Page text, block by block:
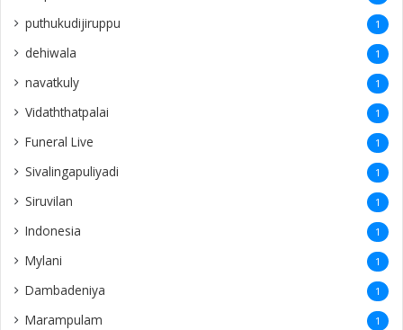
puthukudijiruppu 1
dehiwala 1
navatkuly 1
Vidaththatpalai 1
Funeral Live 1
Sivalingapuliyadi 1
Siruvilan 1
Indonesia 1
Mylani 1
Dambadeniya 1
Marampulam 1